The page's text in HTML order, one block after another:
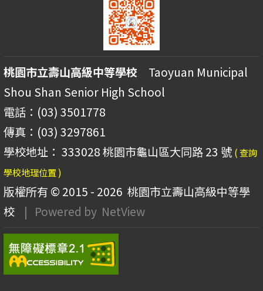
桃園市立壽山高級中等學校 Taoyuan Municipal
Shou Shan Senior High School
電話：(03) 3501778
傳真：(03) 3297861
學校地址： 333028 桃園市龜山區大同路 23 號 ( 查詢
學校地理位置 )
版權所有 © 2015 - 2026 桃園市立壽山高級中等學
校
| Powered by NetView